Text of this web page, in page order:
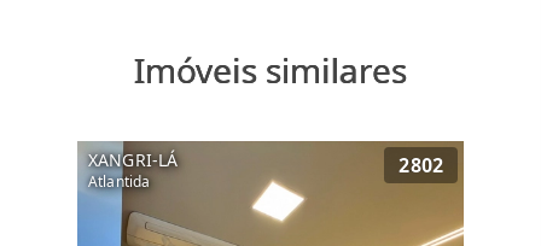
Imóveis similares
XANGRI-LÁ
Atlantida
2802